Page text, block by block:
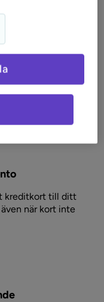
kreditkort till ditt
när kort inte